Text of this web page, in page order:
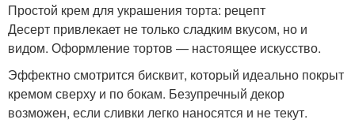
Простой крем для украшения торта: рецепт
Десерт привлекает не только сладким вкусом, но и
видом. Оформление тортов — настоящее искусство.
Эффектно смотрится бисквит, который идеально покрыт
кремом сверху и по бокам. Безупречный декор
возможен, если сливки легко наносятся и не текут.